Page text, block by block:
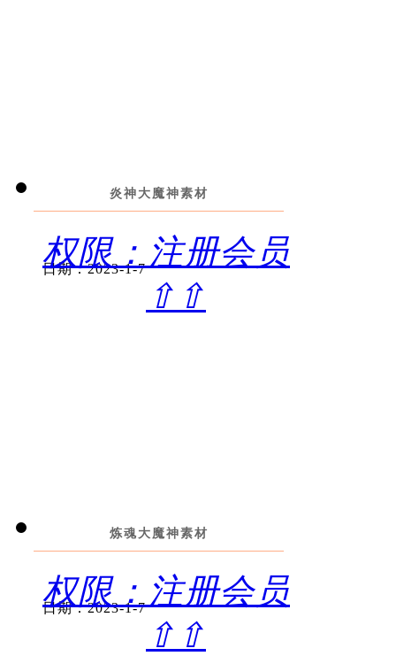
炎神大魔神素材
权限：注册会员
⇧⇧
日期：2023-1-7
炼魂大魔神素材
权限：注册会员
⇧⇧
日期：2023-1-7